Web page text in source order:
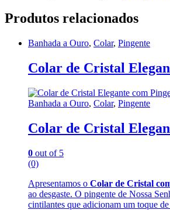
Produtos relacionados
Banhada a Ouro, Colar, Pingente
Colar de Cristal
Banhada a Ouro, Colar, Pingente
Colar de Cristal
0 out of 5
(0)
Apresentamos o Colar de Cristal
ao desgaste. O pingente de Nossa
cintilantes que adicionam um toque